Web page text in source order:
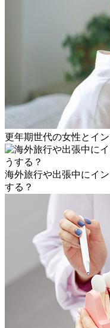
更年期世代の女性とイ
海外旅行や出張中にイ
する？